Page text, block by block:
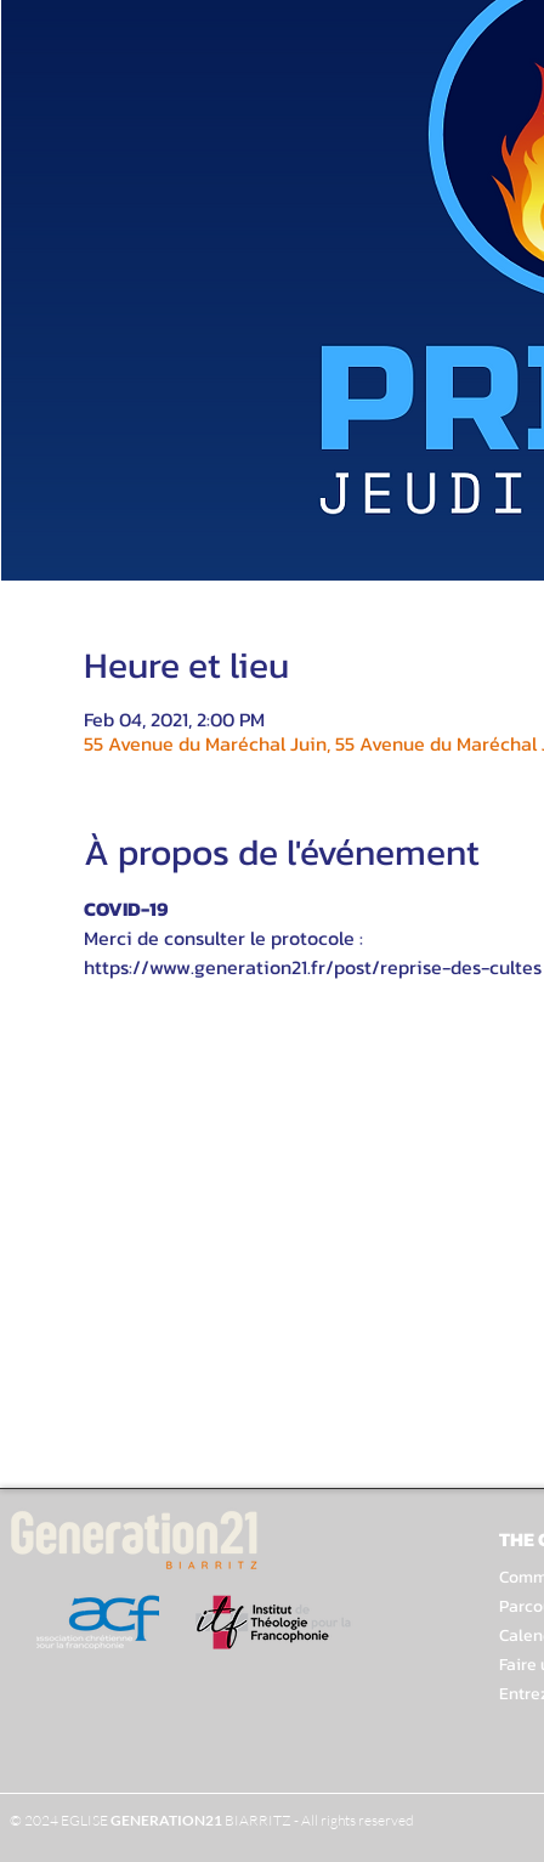
Heure et lieu
Feb 04, 2021, 2:00 PM
55 Avenue du Maréchal Juin, 55 Avenue du
À propos de l'événement
COVID-19
Merci de consulter le protocole :
https://www.generation21.fr/post/reprise-des-cultes
THE
Faire
© 2024 EGLISE GENERATION21 BIARRITZ - All rights reserved